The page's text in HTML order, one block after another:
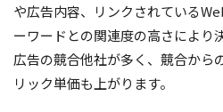
や広告内容、リンクされている
ーワードとの関連度の高さにより
広告の競合他社が多く、競合から
リック単価も上がります。